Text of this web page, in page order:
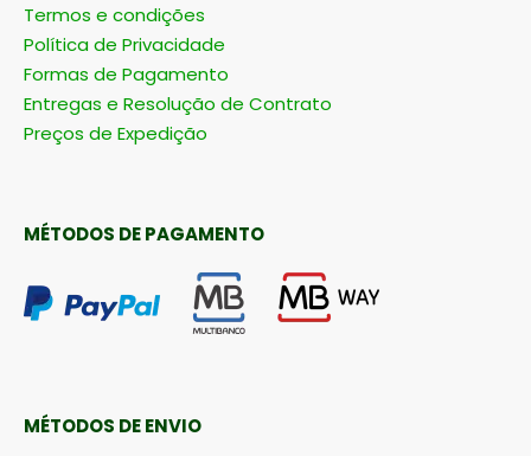
Termos e condições
Política de Privacidade
Formas de Pagamento
Entregas e Resolução de Contrato
Preços de Expedição
MÉTODOS DE PAGAMENTO
MÉTODOS DE ENVIO